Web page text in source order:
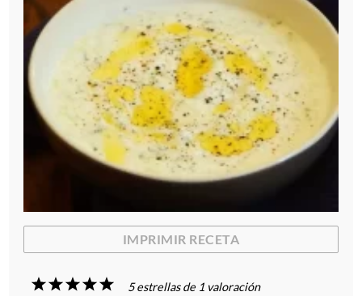
IMPRIMIR RECETA
5
4
3
2
1
5estrellas de 1 valoración